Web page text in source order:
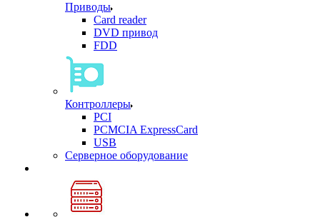
Приводы
Card reader
DVD привод
FDD
Контроллеры
PCI
PCMCIA ExpressCard
USB
Cерверное оборудование